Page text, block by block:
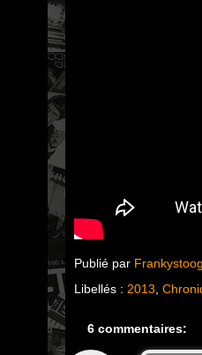
Publié par
Libellés : 2013
6 commentaires: